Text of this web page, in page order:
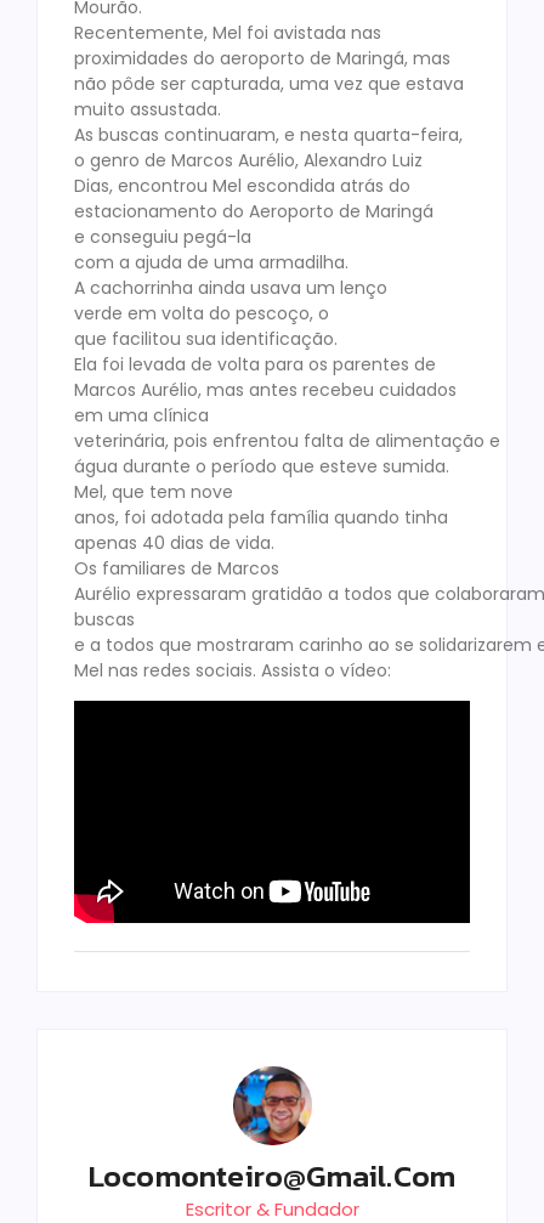
Mourão.
Recentemente, Mel foi avistada nas
proximidades do aeroporto de Maringá, mas
não pôde ser capturada, uma vez que estava
muito assustada.
As buscas continuaram, e nesta quarta-feira,
o genro de Marcos Aurélio, Alexandro Luiz
Dias, encontrou Mel escondida atrás do
estacionamento do Aeroporto de Maringá
e conseguiu pegá-la
com a ajuda de uma armadilha.
A cachorrinha ainda usava um lenço
verde em volta do pescoço, o
que facilitou sua identificação.
Ela foi levada de volta para os parentes de
Marcos Aurélio, mas antes recebeu cuidados
em uma clínica
veterinária, pois enfrentou falta de alimentação e
água durante o período que esteve sumida.
Mel, que tem nove
anos, foi adotada pela família quando tinha
apenas 40 dias de vida.
Os familiares de Marcos
Aurélio expressaram gratidão a todos que
buscas
e a todos que mostraram carinho ao se
Mel nas redes sociais. Assista o vídeo:
Locomonteiro@gmail.com
Escritor & Fundador